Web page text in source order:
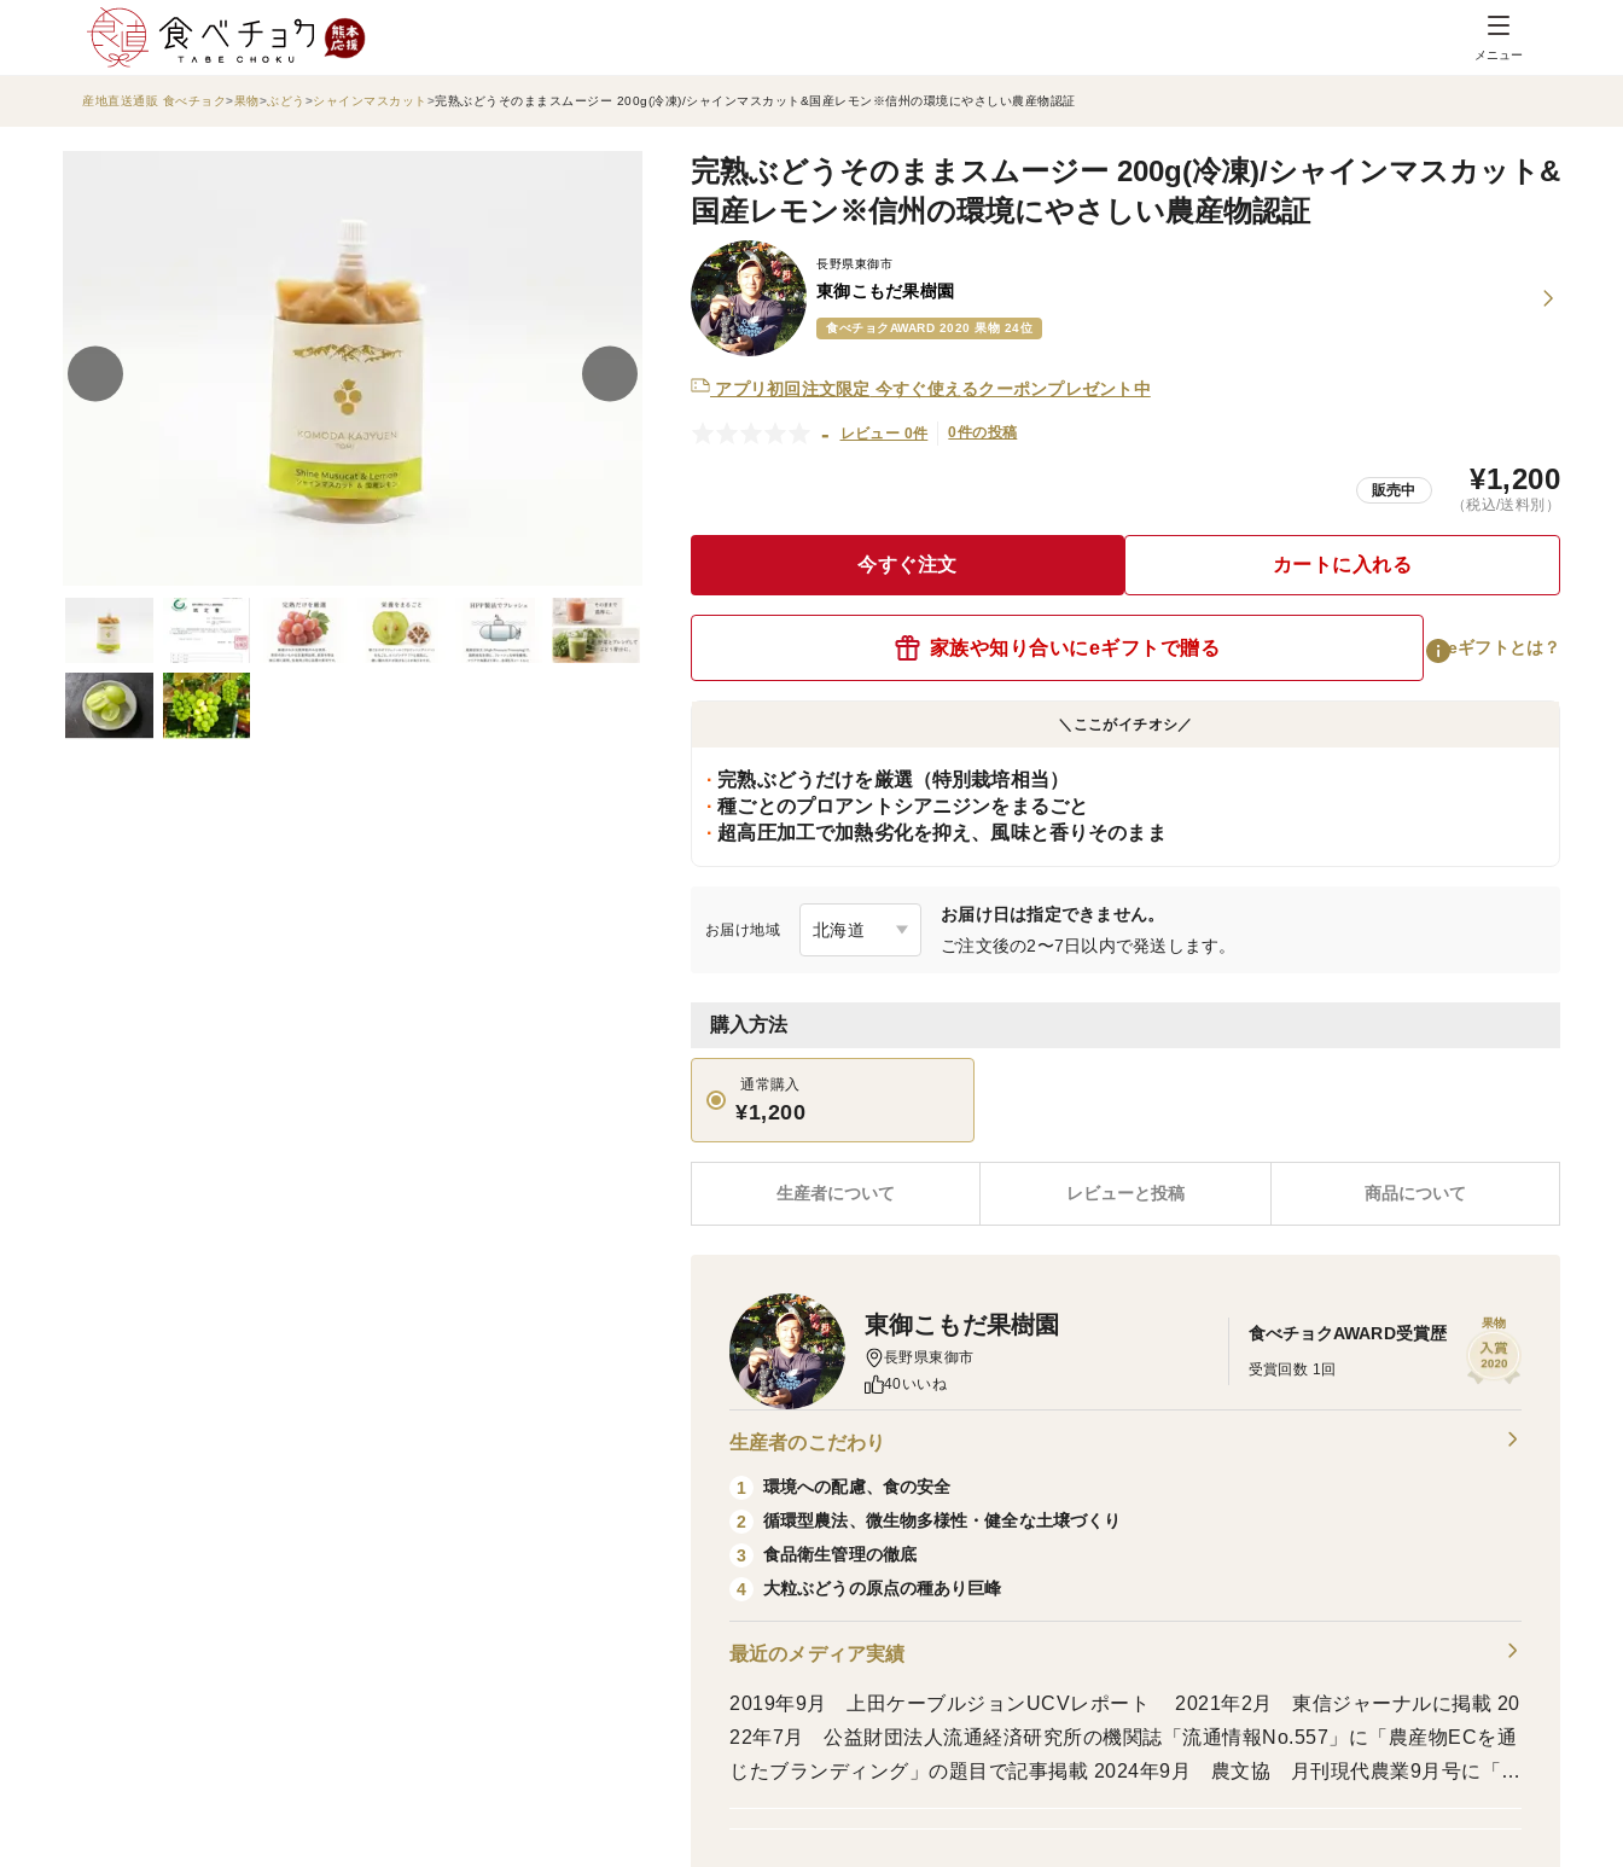
メニュー
産地直送通販 食べチョク 果物 ぶどう シャインマスカット 完熟ぶどうそのままスムージー 200g(冷凍)/シャインマスカット&国産レモン※信州の環境にやさしい農産物認証
完熟ぶどうそのままスムージー 200g(冷凍)/シャインマスカット&
国産レモン※信州の環境にやさしい農産物認証
長野県東御市
東御こもだ果樹園
食べチョクAWARD 2020 果物 24位
アプリ初回注文限定 今すぐ使えるクーポンプレゼント中
- レビュー 0件 0件の投稿
販売中 ¥1,200
（税込/送料別）
今すぐ注文 カートに入れる
家族や知り合いにeギフトで贈る eギフトとは？
＼ここがイチオシ／
完熟ぶどうだけを厳選（特別栽培相当）
種ごとのプロアントシアニジンをまるごと
超高圧加工で加熱劣化を抑え、風味と香りそのまま
お届け地域
お届け日は指定できません。
ご注文後の2〜7日以内で発送します。
購入方法
通常購入
¥1,200
レビューと投稿 商品について
生産者について
東御こもだ果樹園
長野県東御市
40いいね
食べチョクAWARD受賞歴
受賞回数 1回
果物
生産者のこだわり
1
環境への配慮、食の安全
2
循環型農法、微生物多様性・健全な土壌づくり
3
食品衛生管理の徹底
4
大粒ぶどうの原点の種あり巨峰
最近のメディア実績
2019年9月 上田ケーブルジョンUCVレポート 2021年2月 東信ジャーナルに掲載 20
22年7月 公益財団法人流通経済研究所の機関誌「流通情報No.557」に「農産物ECを通
じたブランディング」の題目で記事掲載 2024年9月 農文協 月刊現代農業9月号に「ホ